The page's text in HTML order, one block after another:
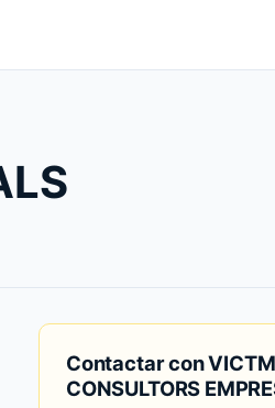
Contactar con
CONSULTORS